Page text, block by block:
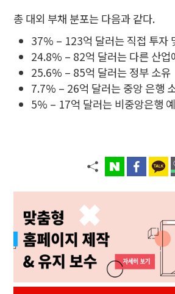
총 대외 부채 분포는 다음과 같다.
37% – 123억 달러는 직접 투자
24.8% – 82억 달러는 다른 산업
25.6% – 85억 달러는 정부 소유
7.7% – 26억 달러는 중앙 은행
5% – 17억 달러는 비중앙은행